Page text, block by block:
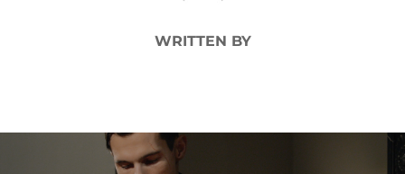
WRITTEN BY
Beitragsnavigation